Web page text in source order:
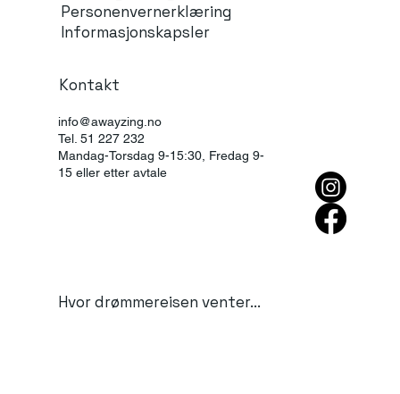
Personenvernerklæring
Informasjonskapsler
Kontakt
info@awayzing.no
Tel. 51 227 232
Mandag-Torsdag 9-15:30, Fredag 9-
15 eller etter avtale
Hvor drømmereisen venter...